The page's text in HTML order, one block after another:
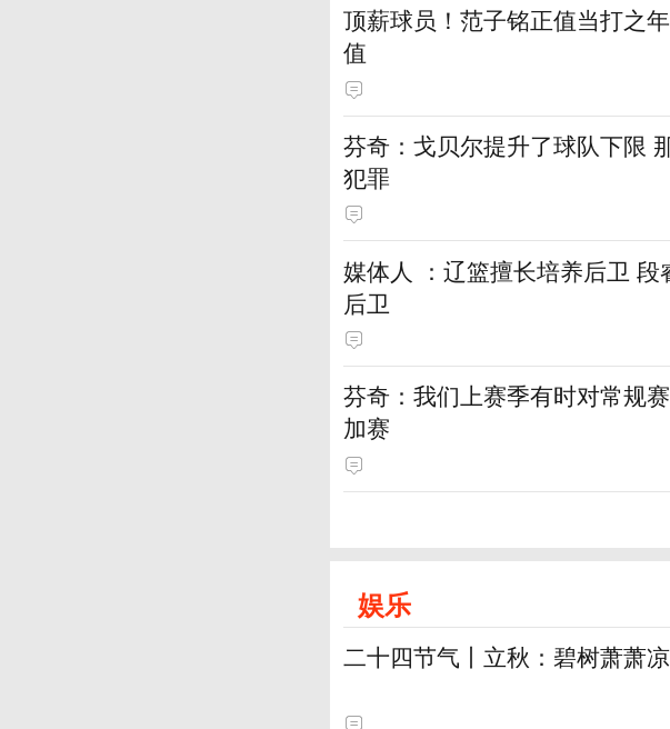
顶薪球员！范子铭正值当打之
值
芬奇：戈贝尔提升了球队下限
犯罪
媒体人 ：辽篮擅长培养后卫
后卫
芬奇：我们上赛季有时对常规
加赛
娱乐
二十四节气丨立秋：碧树萧萧